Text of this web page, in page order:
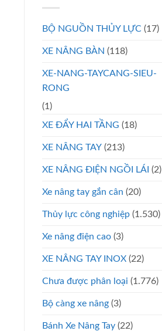
BỘ NGUỒN THỦY LỰC (17)
XE NÂNG BÀN (118)
XE-NANG-TAYCANG-SIEU-
RONG
(1)
XE ĐẨY HAI TẦNG (18)
XE NÂNG TAY (213)
XE NÂNG ĐIỆN NGỒI LÁI (2)
Xe nâng tay gắn cân (20)
Thủy lực công nghiệp (1.530)
Xe nâng điện cao (3)
XE NÂNG TAY INOX (22)
Chưa được phân loại (1.776)
Bộ càng xe nâng (3)
Bánh Xe Nâng Tay (22)